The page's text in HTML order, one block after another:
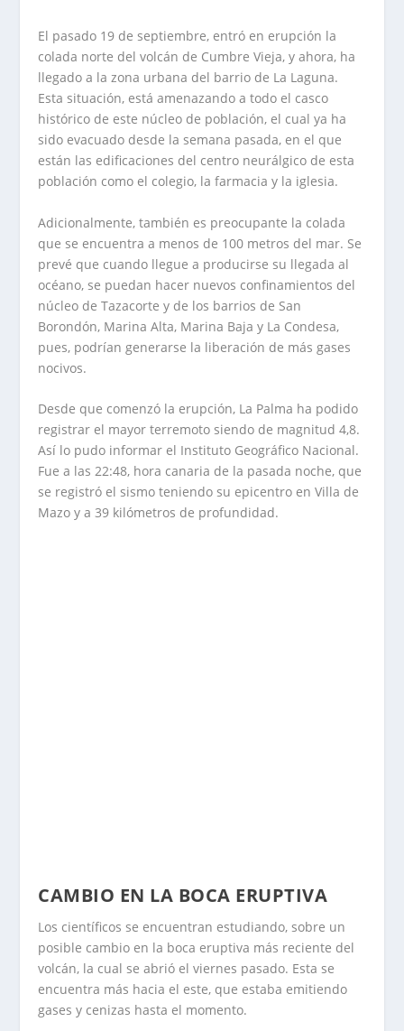
El pasado 19 de septiembre, entró en erupción la
colada norte del volcán de Cumbre Vieja, y ahora, ha
llegado a la zona urbana del barrio de La Laguna.
Esta situación, está amenazando a todo el casco
histórico de este núcleo de población, el cual ya ha
sido evacuado desde la semana pasada, en el que
están las edificaciones del centro neurálgico de esta
población como el colegio, la farmacia y la iglesia.
Adicionalmente, también es preocupante la colada
que se encuentra a menos de 100 metros del mar. Se
prevé que cuando llegue a producirse su llegada al
océano, se puedan hacer nuevos confinamientos del
núcleo de Tazacorte y de los barrios de San
Borondón, Marina Alta, Marina Baja y La Condesa,
pues, podrían generarse la liberación de más gases
nocivos.
Desde que comenzó la erupción, La Palma ha podido
registrar el mayor terremoto siendo de magnitud 4,8.
Así lo pudo informar el Instituto Geográfico Nacional.
Fue a las 22:48, hora canaria de la pasada noche, que
se registró el sismo teniendo su epicentro en Villa de
Mazo y a 39 kilómetros de profundidad.
CAMBIO EN LA BOCA ERUPTIVA
Los científicos se encuentran estudiando, sobre un
posible cambio en la boca eruptiva más reciente del
volcán, la cual se abrió el viernes pasado. Esta se
encuentra más hacia el este, que estaba emitiendo
gases y cenizas hasta el momento.